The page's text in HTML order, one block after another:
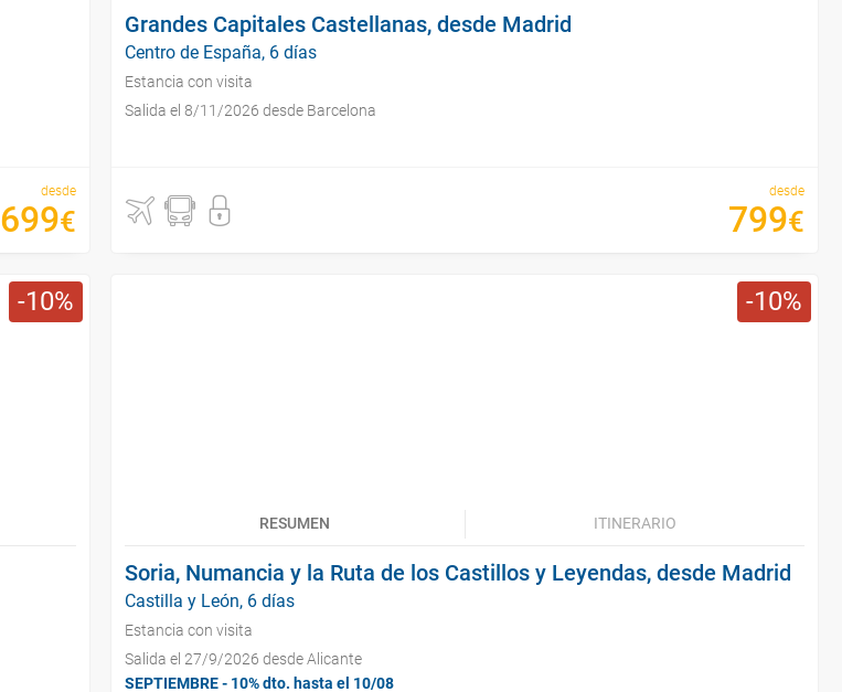
desde
699€
Grandes Capitales Castellanas, desde Madrid
Centro de España, 6 días
Estancia con visita
Salida el 8/11/2026 desde Barcelona
desde
799€
10 10
RESUMEN ITINERARIO
Soria, Numancia y la Ruta de los Castillos y Leyendas, desde Madrid
Castilla y León, 6 días
Estancia con visita
Salida el 27/9/2026 desde Alicante
SEPTIEMBRE - 10% dto. hasta el 10/08